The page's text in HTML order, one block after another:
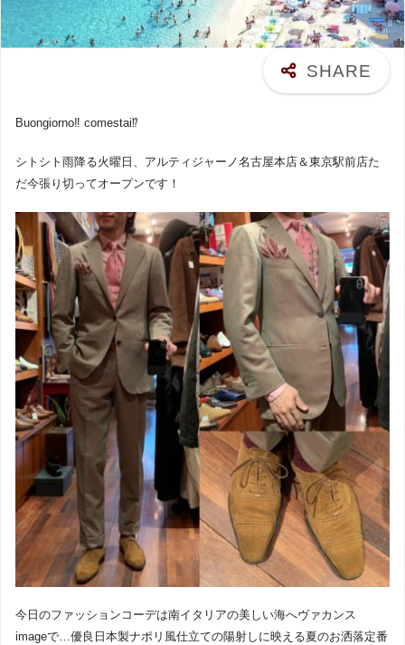
Buongiorno‼︎ comestai⁉︎
シトシト雨降る火曜日、アルティジャーノ名古屋本店＆東京駅前店た
だ今張り切ってオープンです！
今日のファッションコーデは南イタリアの美しい海へヴァカンス
imageで…優良日本製ナポリ風仕立ての陽射しに映える夏のお洒落定番